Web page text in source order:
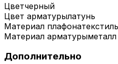
Цветчерный
Цвет арматурылатунь
Материал плафонатекстиль
Материал арматуры
Дополнительно